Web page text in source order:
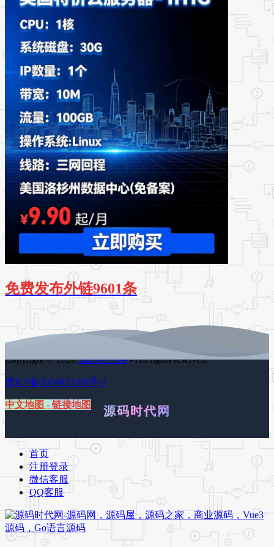
免费发布外链9601条
Copyright © 2026源码时代网- All rights reserved
赣ICP备2024033506号-1
中文地图 - 链接地图 源码时代网
首页
注册登录
微信客服
QQ客服